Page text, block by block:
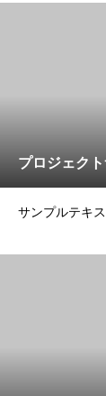
プロジェク
サンプルテキ